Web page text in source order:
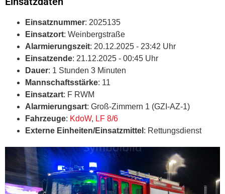
Einsatznummer: 2025135
Einsatzort: Weinbergstraße
Alarmierungszeit: 20.12.2025 - 23:42 Uhr
Einsatzende: 21.12.2025 - 00:45 Uhr
Dauer: 1 Stunden 3 Minuten
Mannschaftsstärke: 11
Einsatzart: F RWM
Alarmierungsart: Groß-Zimmern 1 (GZI-AZ-1)
Fahrzeuge: KdoW, LF 8/6
Externe Einheiten/Einsatzmittel : Rettungsdienst